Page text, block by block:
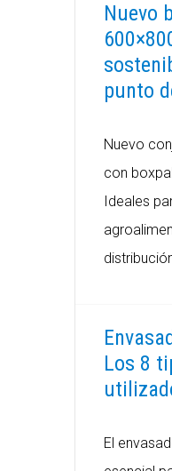
Nuevo
punto
Nuevo
con
Ideales
Los 8
El